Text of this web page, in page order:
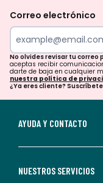
Correo electrónico
No olvides revisar tu correo
aceptas recibir
darte de baja en cualquier
nuestra política de
¿Ya eres cliente?
AYUDA Y CONTACTO
NUESTROS SERVICIOS